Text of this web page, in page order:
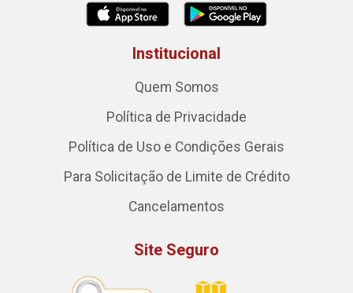
Institucional
Quem Somos
Política de Privacidade
Política de Uso e Condições Gerais
Para Solicitação de Limite de Crédito
Cancelamentos
Site Seguro